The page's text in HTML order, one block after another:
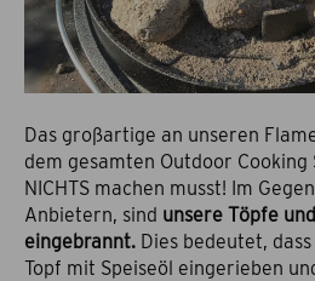
Das großartige an unseren
dem gesamten Outdoor
NICHTS machen musst! Im
Anbietern, sind unsere Töpfe
eingebrannt. Dies bedeutet,
Topf mit Speiseöl eingerieben